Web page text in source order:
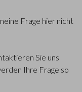
Frage hier nicht
Sie uns
Ihre Frage so